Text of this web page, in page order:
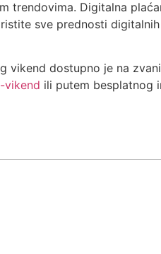
trendovima. Digitalna
sve prednosti
vikend dostupno je na
vikend ili putem besplatnog